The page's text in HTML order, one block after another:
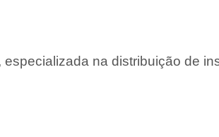
na distribuição de